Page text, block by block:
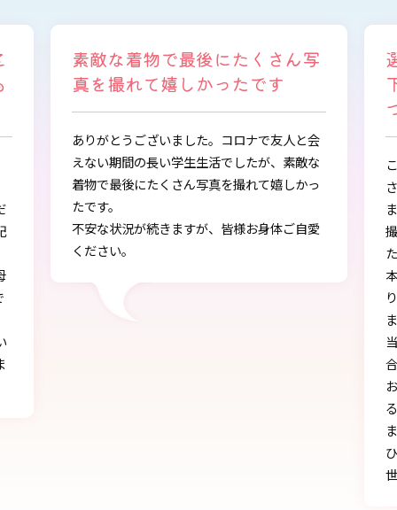
会
愛
選ぶ時から色々と親身になって
下さり、自分に似合うものを見
つけることができました
この度は、とても素敵な着物・袴をご提供下
さりありがとうございました。
また、早朝からの着付、ヘアアレンジ、写真
撮影もしていただき、ありがとうございまし
た。